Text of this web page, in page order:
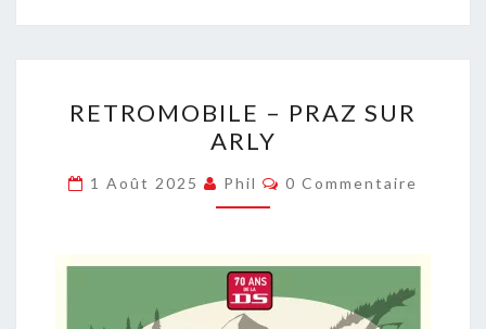
–
PRAZ
SUR
ARLY
RETROMOBILE – PRAZ SUR
ARLY
1 Août 2025 Phil Commentaires
0 Commentaire